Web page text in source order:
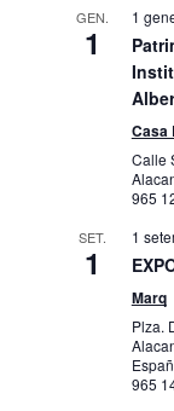
GEN.
1
1
Casa
Calle
965
SET.
1
1
Marq
Plza.
965